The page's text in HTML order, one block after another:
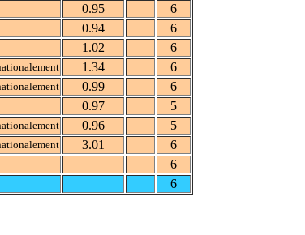
0.95 6
0.94 6
1.02 6
1.34 6
0.99 6
0.97 5
0.96 5
3.01 6
6
6